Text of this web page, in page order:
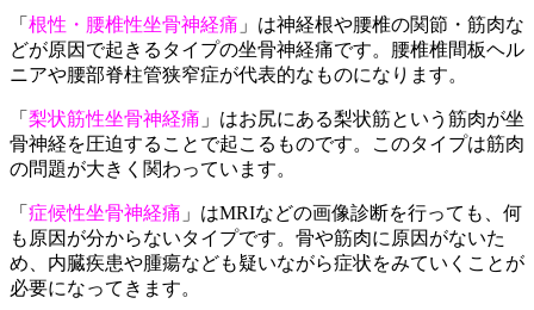
「 根性・腰椎性坐骨神経痛 」は神経根や腰椎の関節・筋肉な
どが原因で起きるタイプの坐骨神経痛です。腰椎椎間板ヘル
ニアや腰部脊柱管狭窄症が代表的なものになります。
「 梨状筋性坐骨神経痛 」はお尻にある梨状筋という筋肉が坐
骨神経を圧迫することで起こるものです。このタイプは筋肉
の問題が大きく関わっています。
「 症候性坐骨神経痛 」はMRIなどの画像診断を行っても、何
も原因が分からないタイプです。骨や筋肉に原因がないた
め、内臓疾患や腫瘍なども疑いながら症状をみていくことが
必要になってきます。